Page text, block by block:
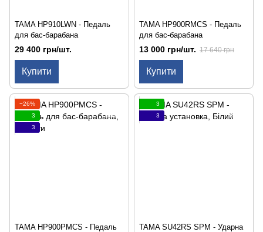
TAMA HP910LWN - Педаль
для бас-барабана
29 400 грн/шт.
Купити
TAMA HP900RMCS - Педаль
для бас-барабана
13 000 грн/шт. 17 640 грн
Купити
−26%
3
3
TAMA HP900PMCS - Педаль
3
3
TAMA SU42RS SPM - Ударна